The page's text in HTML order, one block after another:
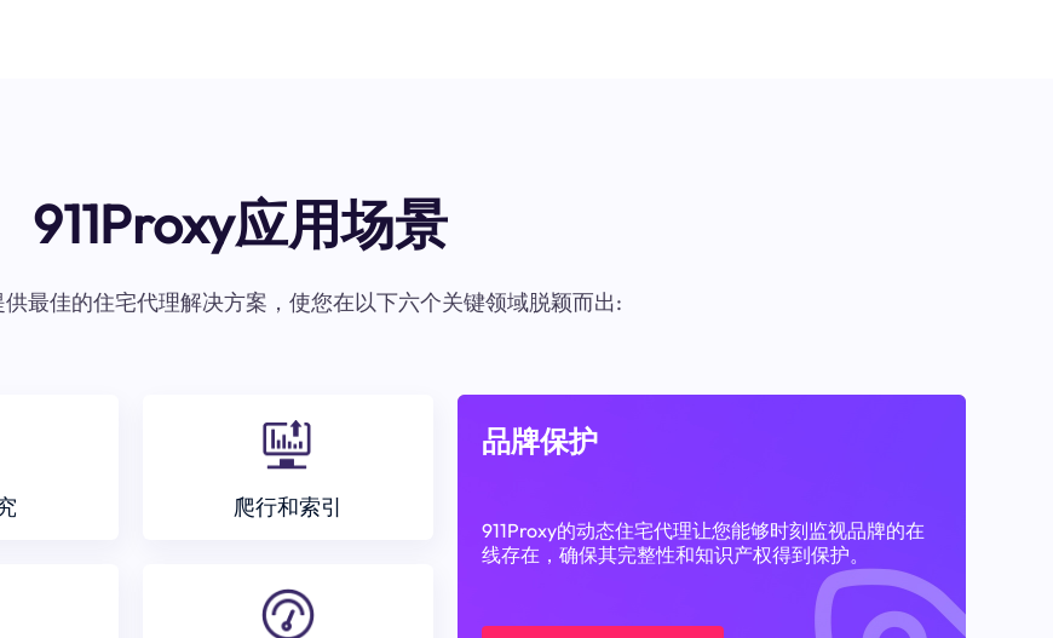
911Proxy应用场景
供最佳的住宅代理解决方案，使您在以下六个关键领域脱颖而出:
爬行和索引
品牌保护
911Proxy的动态住宅代理让您能够时刻监视品牌的在
线存在，确保其完整性和知识产权得到保护。